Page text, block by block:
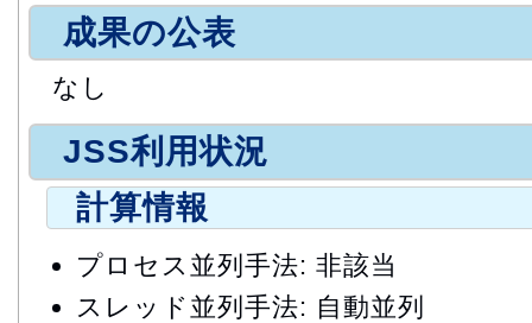
成果の公表
なし
JSS利用状況
計算情報
プロセス並列手法: 非該当
スレッド並列手法: 自動並列